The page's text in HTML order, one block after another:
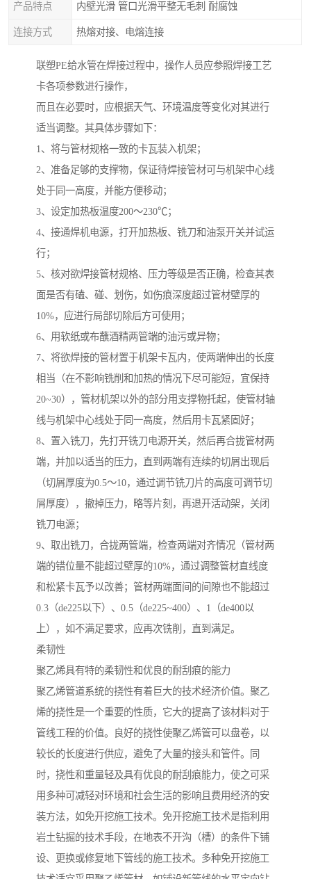
产品特点 内壁光滑 管口光滑平整无毛刺 耐腐蚀
连接方式 热熔对接、电熔连接
联塑PE给水管在焊接过程中，操作人员应参照焊接工艺
卡各项参数进行操作，
而且在必要时，应根据天气、环境温度等变化对其进行
适当调整。其具体步骤如下：
1、将与管材规格一致的卡瓦装入机架；
2、准备足够的支撑物，保证待焊接管材可与机架中心线
处于同一高度，并能方便移动；
3、设定加热板温度200～230℃；
4、接通焊机电源，打开加热板、铣刀和油泵开关并试运
行；
5、核对欲焊接管材规格、压力等级是否正确，检查其表
面是否有磕、碰、划伤，如伤痕深度超过管材壁厚的
10%，应进行局部切除后方可使用；
6、用软纸或布蘸酒精两管端的油污或异物；
7、将欲焊接的管材置于机架卡瓦内，使两端伸出的长度
相当（在不影响铣削和加热的情况下尽可能短，宜保持
20~30），管材机架以外的部分用支撑物托起，使管材轴
线与机架中心线处于同一高度，然后用卡瓦紧固好；
8、置入铣刀，先打开铣刀电源开关，然后再合拢管材两
端，并加以适当的压力，直到两端有连续的切屑出现后
（切屑厚度为0.5～10，通过调节铣刀片的高度可调节切
屑厚度），撤掉压力，略等片刻，再退开活动架，关闭
铣刀电源；
9、取出铣刀，合拢两管端，检查两端对齐情况（管材两
端的错位量不能超过壁厚的10%，通过调整管材直线度
和松紧卡瓦予以改善；管材两端面间的间隙也不能超过
0.3（de225以下）、0.5（de225~400）、1（de400以
上），如不满足要求，应再次铣削，直到满足。
柔韧性
聚乙烯具有特的柔韧性和优良的耐刮痕的能力
聚乙烯管道系统的挠性有着巨大的技术经济价值。聚乙
烯的挠性是一个重要的性质，它大的提高了该材料对于
管线工程的价值。良好的挠性使聚乙烯管可以盘卷，以
较长的长度进行供应，避免了大量的接头和管件。同
时，挠性和重量轻及具有优良的耐刮痕能力，使之可采
用多种可减轻对环境和社会生活的影响且费用经济的安
装方法，如免开挖施工技术。免开挖施工技术是指利用
岩土钻掘的技术手段，在地表不开沟（槽）的条件下铺
设、更换或修复地下管线的施工技术。多种免开挖施工